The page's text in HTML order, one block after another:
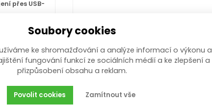
přes USB-
Soubory cookies
ke shromažďování a analýze informací o výkonu a
fungování funkcí ze sociálních médií a ke zlepšení a
přizpůsobení obsahu a reklam.
Zamítnout vše
Povolit cookies